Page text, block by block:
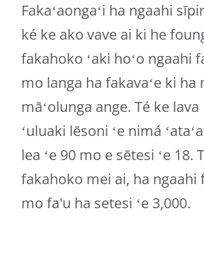
Fakaʻaongaʻi ha ngaahi
ké ke ako vave ai ki he
fakahoko ʻaki hoʻo ngaahi
mo langa ha fakavaʻe ki ha
māʻolunga ange. Té ke lava
ʻuluaki lēsoni ʻe nimá
lea ʻe 90 mo e sētesi ʻe 18.
fakahoko mei ai, ha ngaahi
mo fa'u ha setesi ʻe 3,000.